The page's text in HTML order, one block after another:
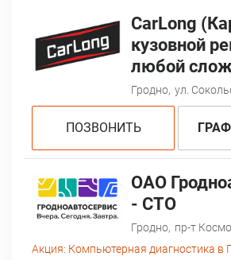
CarLong
кузовной
любой
Гродно, ул.
ПОЗВОНИТЬ
ОАО
- СТО
Гродно, пр-т
Акция: Компьютерная диагностика в